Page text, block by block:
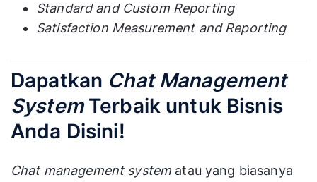
Standard and Custom Reporting
Satisfaction Measurement and Reporting
Dapatkan Chat Management
SystemTerbaik untuk Bisnis
Anda Disini!
Chat management system atau yang biasanya